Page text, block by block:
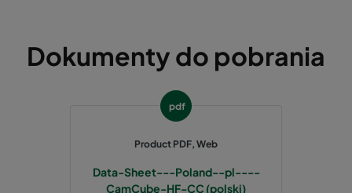
Dokumenty do pobrania
pdf
Product PDF, Web
Data-Sheet---Poland--pl----
CamCube-HF-CC (polski)